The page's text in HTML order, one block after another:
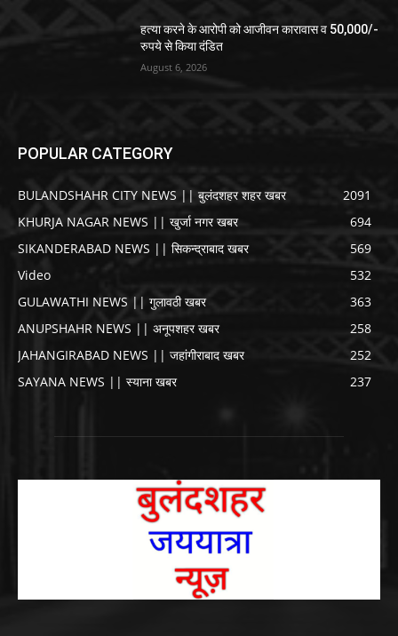
हत्या करने के आरोपी को आजीवन कारावास व 50,000/-
रुपये से किया दंडित
August 6, 2026
POPULAR CATEGORY
BULANDSHAHR CITY NEWS || बुलंदशहर शहर खबर
2091
KHURJA NAGAR NEWS || खुर्जा नगर खबर
694
SIKANDERABAD NEWS || सिकन्द्राबाद खबर
569
Video
532
GULAWATHI NEWS || गुलावठी खबर
363
ANUPSHAHR NEWS || अनूपशहर खबर
258
JAHANGIRABAD NEWS || जहांगीराबाद खबर
252
SAYANA NEWS || स्याना खबर
237